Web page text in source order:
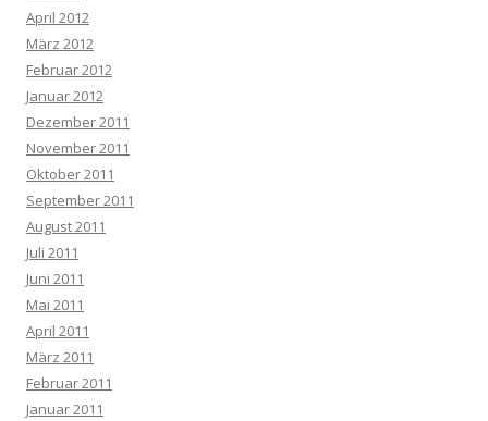
April 2012
März 2012
Februar 2012
Januar 2012
Dezember 2011
November 2011
Oktober 2011
September 2011
August 2011
Juli 2011
Juni 2011
Mai 2011
April 2011
März 2011
Februar 2011
Januar 2011